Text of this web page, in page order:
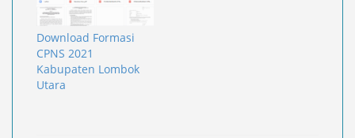
Download Formasi
CPNS 2021
Kabupaten Lombok
Utara